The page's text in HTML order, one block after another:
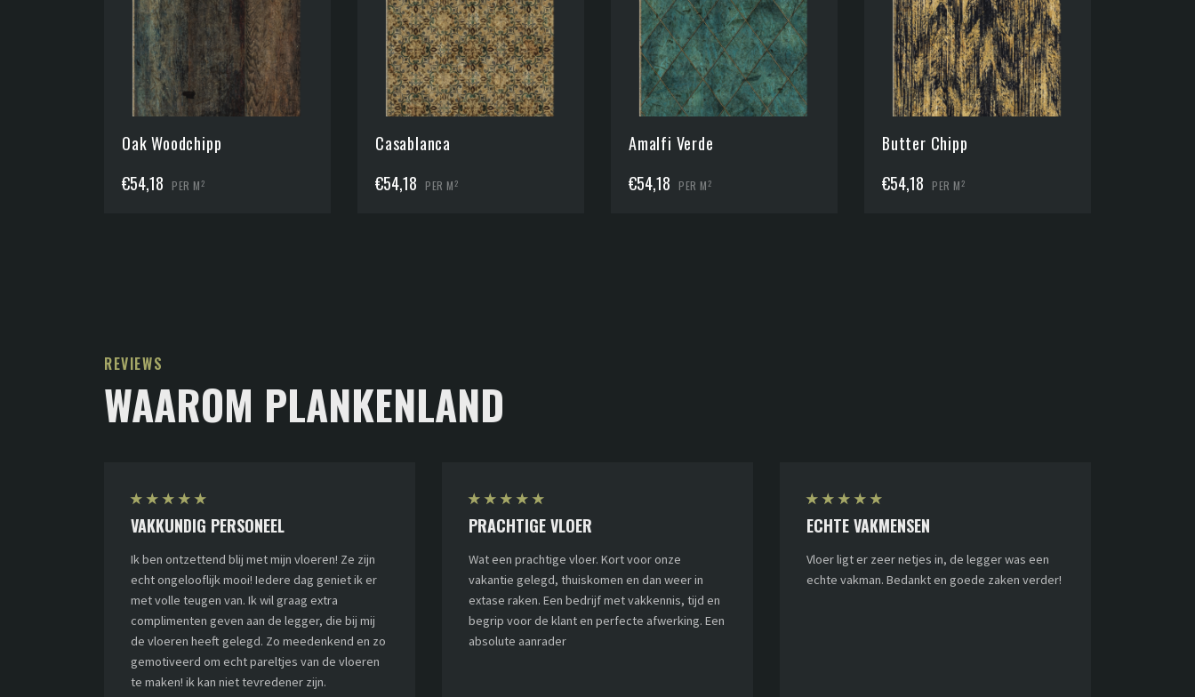
Oak Woodchipp
€54,18 PER M2
Casablanca
€54,18 PER M2
Amalfi Verde
€54,18 PER M2
Butter Chipp
€54,18 PER M2
REVIEWS
WAAROM PLANKENLAND
★ ★ ★ ★ ★
VAKKUNDIG PERSONEEL
Ik ben ontzettend blij met mijn vloeren! Ze zijn
echt ongelooflijk mooi! Iedere dag geniet ik er
met volle teugen van. Ik wil graag extra
complimenten geven aan de legger, die bij mij
de vloeren heeft gelegd. Zo meedenkend en zo
gemotiveerd om echt pareltjes van de vloeren
te maken! ik kan niet tevredener zijn.
★ ★ ★ ★ ★
PRACHTIGE VLOER
Wat een prachtige vloer. Kort voor onze
vakantie gelegd, thuiskomen en dan weer in
extase raken. Een bedrijf met vakkennis, tijd en
begrip voor de klant en perfecte afwerking. Een
absolute aanrader
★ ★ ★ ★ ★
ECHTE VAKMENSEN
Vloer ligt er zeer netjes in, de legger was een
echte vakman. Bedankt en goede zaken verder!